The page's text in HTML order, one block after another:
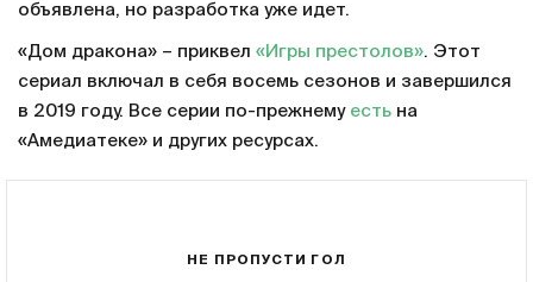
объявлена, но разработка уже идет.
«Дом дракона» – приквел «Игры престолов». Этот
сериал включал в себя восемь сезонов и завершился
в 2019 году. Все серии по-прежнему есть на
«Амедиатеке» и других ресурсах.
НЕ ПРОПУСТИ ГОЛ